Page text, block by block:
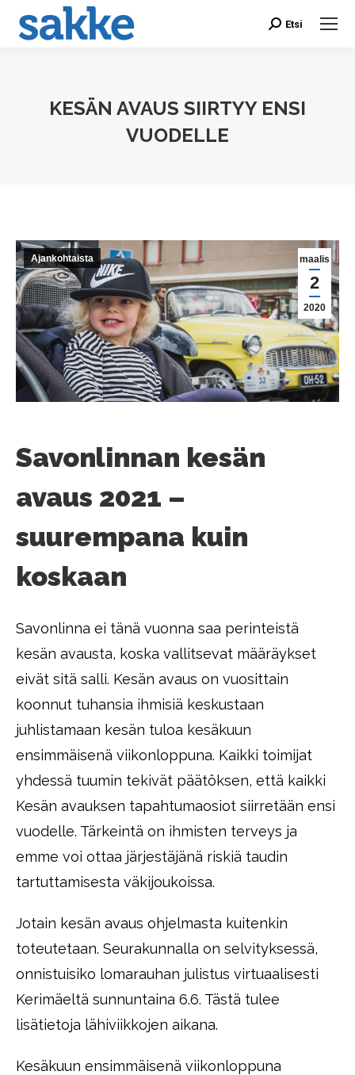
Search:
Etsi
KESÄN AVAUS SIIRTYY ENSI
VUODELLE
maalis
2
2020
Ajankohtaista
Savonlinnan kesän
avaus 2021 –
suurempana kuin
koskaan
Savonlinna ei tänä vuonna saa perinteistä
kesän avausta, koska vallitsevat määräykset
eivät sitä salli. Kesän avaus on vuosittain
koonnut tuhansia ihmisiä keskustaan
juhlistamaan kesän tuloa kesäkuun
ensimmäisenä viikonloppuna. Kaikki toimijat
yhdessä tuumin tekivät päätöksen, että kaikki
Kesän avauksen tapahtumaosiot siirretään ensi
vuodelle. Tärkeintä on ihmisten terveys ja
emme voi ottaa järjestäjänä riskiä taudin
tartuttamisesta väkijoukoissa.
Jotain kesän avaus ohjelmasta kuitenkin
toteutetaan. Seurakunnalla on selvityksessä,
onnistuisiko lomarauhan julistus virtuaalisesti
Kerimäeltä sunnuntaina 6.6. Tästä tulee
lisätietoja lähiviikkojen aikana.
Kesäkuun ensimmäisenä viikonloppuna